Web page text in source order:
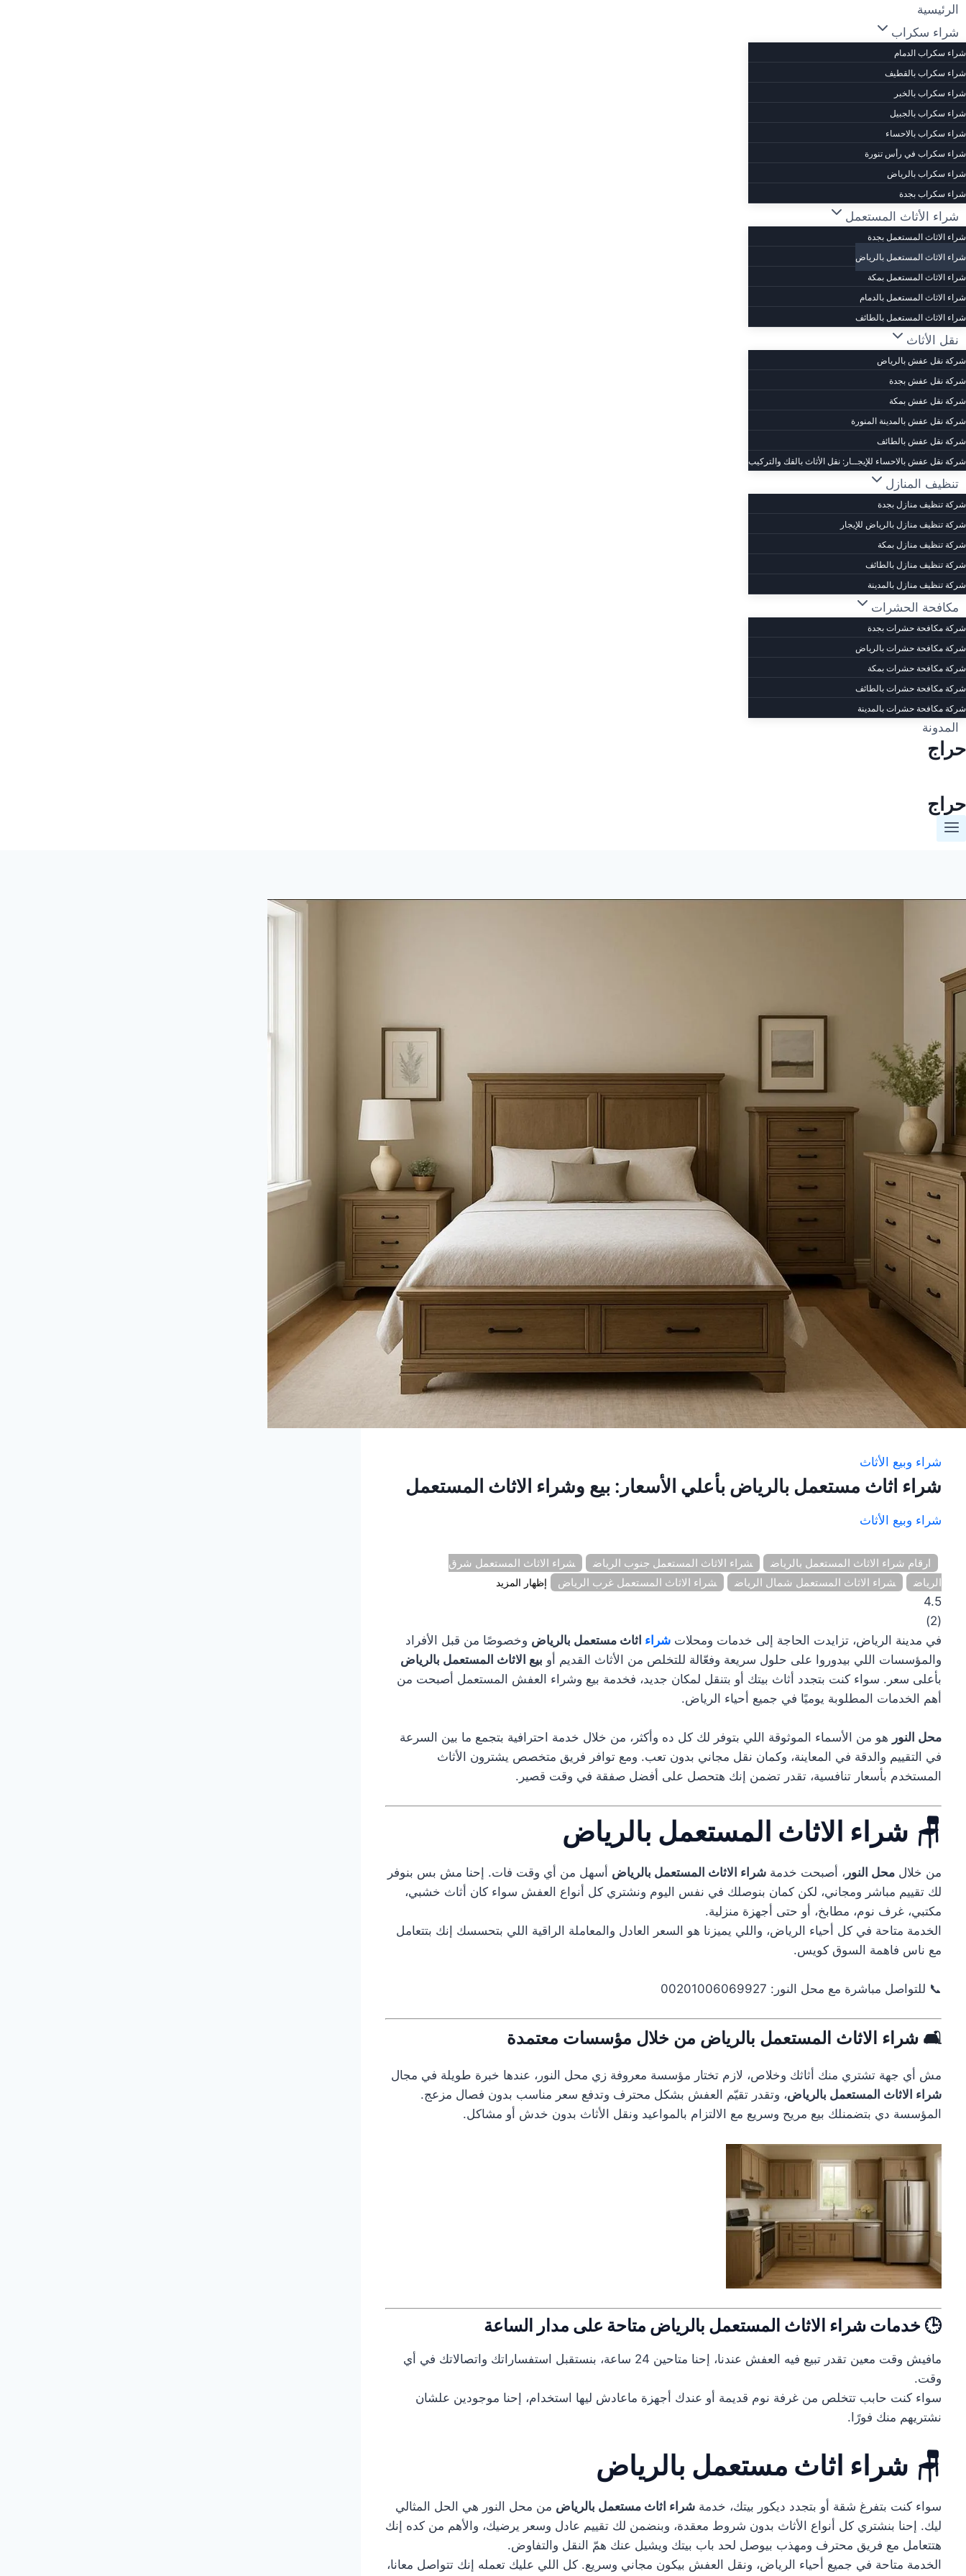
التجاوز
إلى
المحتوى
الرئيسية
شراء سكراب
شراء سكراب الدمام
شراء سكراب بالقطيف
شراء سكراب بالخبر
شراء سكراب بالجبيل
شراء سكراب بالاحساء
شراء سكراب في رأس تنورة
شراء سكراب بالرياض
شراء سكراب بجدة
شراء الأثاث المستعمل
شراء الاثاث المستعمل بجدة
شراء الاثاث المستعمل بالرياض
شراء الاثاث المستعمل بمكة
شراء الاثاث المستعمل بالدمام
شراء الاثاث المستعمل بالطائف
نقل الأثاث
شركة نقل عفش بالرياض
شركة نقل عفش بجدة
شركة نقل عفش بمكة
شركة نقل عفش بالمدينة المنورة
شركة نقل عفش بالطائف
شركة نقل عفش بالاحساء للإيجــار: نقل الأثاث بالقك والتركيب
تنظيف المنازل
شركة تنظيف منازل بجدة
شركة تنظيف منازل بالرياض للإيجار
شركة تنظيف منازل بمكة
شركة تنظيف منازل بالطائف
شركة تنظيف منازل بالمدينة
مكافحة الحشرات
شركة مكافحة حشرات بجدة
شركة مكافحة حشرات بالرياض
شركة مكافحة حشرات بمكة
شركة مكافحة حشرات بالطائف
شركة مكافحة حشرات بالمدينة
المدونة
حراج
حراج
شراء وبيع الأثاث
شراء اثاث مستعمل بالرياض بأعلي الأسعار: بيع وشراء الاثاث المستعمل
شراء وبيع الأثاث
ارقام شراء الاثاث المستعمل بالرياض شراء الاثاث المستعمل جنوب الرياض
شراء الاثاث المستعمل شرق
الرياض
شراء الاثاث المستعمل شمال الرياض شراء الاثاث المستعمل غرب الرياض إظهار المزيد
4.5
(
2
)
في مدينة الرياض، تزايدت الحاجة إلى خدمات ومحلات شراء اثاث مستعمل بالرياض وخصوصًا من قبل الأفراد
والمؤسسات اللي بيدوروا على حلول سريعة وفعّالة للتخلص من الأثاث القديم أو بيع الاثاث المستعمل بالرياض
بأعلى سعر. سواء كنت بتجدد أثاث بيتك أو بتنقل لمكان جديد، فخدمة بيع وشراء العفش المستعمل أصبحت من
أهم الخدمات المطلوبة يوميًا في جميع أحياء الرياض.
محل النور هو من الأسماء الموثوقة اللي بتوفر لك كل ده وأكثر، من خلال خدمة احترافية بتجمع ما بين السرعة
في التقييم والدقة في المعاينة، وكمان نقل مجاني بدون تعب. ومع توافر فريق متخصص يشترون الأثاث
المستخدم بأسعار تنافسية، تقدر تضمن إنك هتحصل على أفضل صفقة في وقت قصير.
🪑 شراء الاثاث المستعمل بالرياض
من خلال محل النور ، أصبحت خدمة شراء الاثاث المستعمل بالرياض أسهل من أي وقت فات. إحنا مش بس بنوفر
لك تقييم مباشر ومجاني، لكن كمان بنوصلك في نفس اليوم ونشتري كل أنواع العفش سواء كان أثاث خشبي،
مكتبي، غرف نوم، مطابخ، أو حتى أجهزة منزلية.
الخدمة متاحة في كل أحياء الرياض، واللي يميزنا هو السعر العادل والمعاملة الراقية اللي بتحسسك إنك بتتعامل
مع ناس فاهمة السوق كويس.
📞 للتواصل مباشرة مع محل النور: 00201006069927
🛋️ شراء الاثاث المستعمل بالرياض من خلال مؤسسات معتمدة
مش أي جهة تشتري منك أثاثك وخلاص، لازم تختار مؤسسة معروفة زي محل النور، عندها خبرة طويلة في مجال
شراء الاثاث المستعمل بالرياض، وتقدر تقيّم العفش بشكل محترف وتدفع سعر مناسب بدون فصال مزعج.
المؤسسة دي بتضمنلك بيع مريح وسريع مع الالتزام بالمواعيد ونقل الأثاث بدون خدش أو مشاكل.
🕒 خدمات شراء الاثاث المستعمل بالرياض متاحة على مدار الساعة
مافيش وقت معين تقدر تبيع فيه العفش عندنا، إحنا متاحين 24 ساعة، بنستقبل استفساراتك واتصالاتك في أي
وقت.
سواء كنت حابب تتخلص من غرفة نوم قديمة أو عندك أجهزة ماعادش ليها استخدام، إحنا موجودين علشان
نشتريهم منك فورًا.
🪑 شراء اثاث مستعمل بالرياض
سواء كنت بتفرغ شقة أو بتجدد ديكور بيتك، خدمة شراء اثاث مستعمل بالرياض من محل النور هي الحل المثالي
ليك. إحنا بنشتري كل أنواع الأثاث بدون شروط معقدة، وبنضمن لك تقييم عادل وسعر يرضيك، والأهم من كده إنك
هتتعامل مع فريق محترف ومهذب بيوصل لحد باب بيتك ويشيل عنك همّ النقل والتفاوض.
الخدمة متاحة في جميع أحياء الرياض، ونقل العفش بيكون مجاني وسريع. كل اللي عليك تعمله إنك تتواصل معانا،